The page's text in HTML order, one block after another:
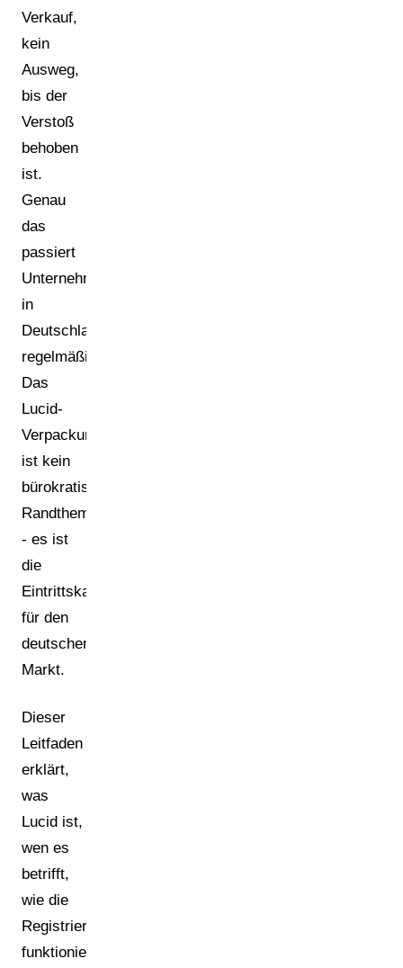
Verkauf,
kein
Ausweg,
bis der
Verstoß
behoben
ist.
Genau
das
passiert
Unternehmen
in
Deutschland
regelmäßig.
Das
Lucid-
Verpackungsregister
ist kein
bürokratisches
Randthema
- es ist
die
Eintrittskarte
für den
deutschen
Markt.
Dieser
Leitfaden
erklärt,
was
Lucid ist,
wen es
betrifft,
wie die
Registrierung
funktioniert